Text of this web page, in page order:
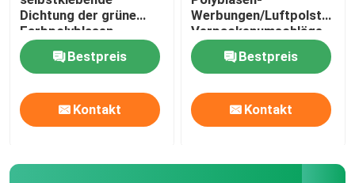
Dichtung der grüne
Farbpolyblasen-
Werbungs-Größen-1
Bestpreis
Kontakt
Werbungen/
Verpackenumschläge
Bestpreis
Kontakt